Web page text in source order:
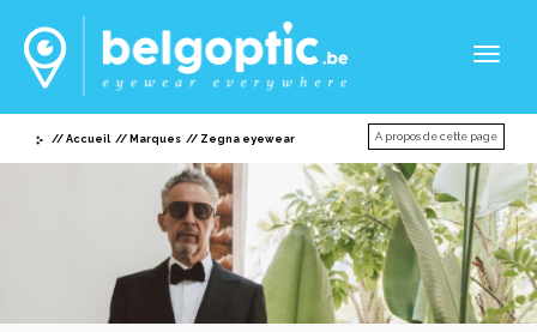
Accueil Marques Zegna eyewear A propos de cette page